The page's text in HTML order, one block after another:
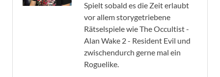
Spielt sobald es die Zeit erlaubt
vor allem storygetriebene
Rätselspiele wie The Occultist -
Alan Wake 2 - Resident Evil und
zwischendurch gerne mal ein
Roguelike.